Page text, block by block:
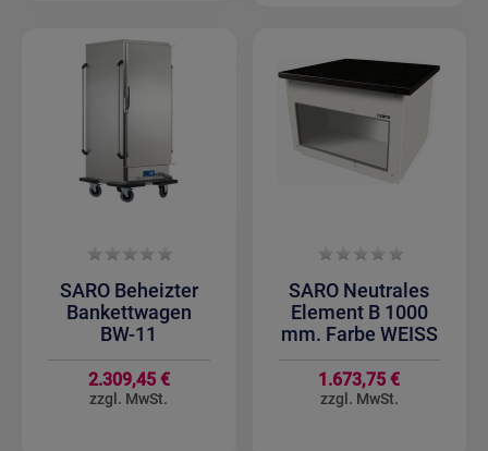
SARO Beheizter
Bankettwagen
BW-11
2.309,45 €
SARO Neutrales
Element B 1000
mm. Farbe WEISS
1.673,75 €